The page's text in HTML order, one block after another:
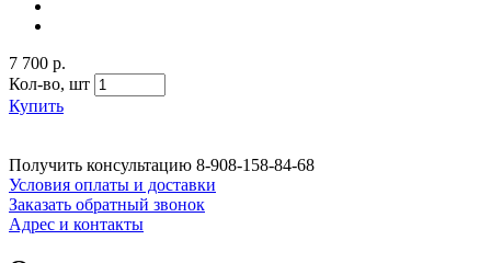
7 700 р.
Кол-во, шт
Купить
Получить консультацию 8-908-158-84-68
Условия оплаты и доставки
Заказать обратный звонок
Адрес и контакты